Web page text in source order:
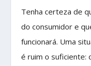
Tenha certeza de
do consumidor e
funcionará. Uma
é ruim o suficiente: